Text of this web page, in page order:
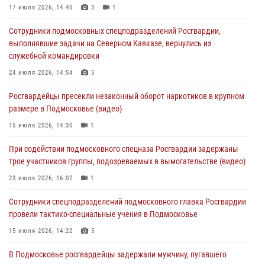
02 августа 2026, 18:01
Офицер подмосковного главка Росгвардии стал гостем эфира
«Радио 1»
01 августа 2026, 17:57
крупную сумму в Подмосковье
31 июля 2026, 13:00
действиях в Подмосковье (видео)
31 июля 2026, 09:00
17 июля 2026, 14:40 3 1
Сотрудники подмосковных спецподразделений Росгвардии,
выполнявшие задачи на Северном Кавказе, вернулись из
служебной командировки
24 июля 2026, 14:54 5
Росгвардейцы пресекли незаконный оборот наркотиков в крупном
размере в Подмосковье (видео)
15 июля 2026, 14:30 1
При содействии подмосковного спецназа Росгвардии задержаны
трое участников группы, подозреваемых в вымогательстве (видео)
23 июля 2026, 16:02 1
Сотрудники спецподразделений подмосковного главка Росгвардии
провели тактико-специальные учения в Подмосковье
15 июля 2026, 14:22 5
В Подмосковье росгвардейцы задержали мужчину, пугавшего